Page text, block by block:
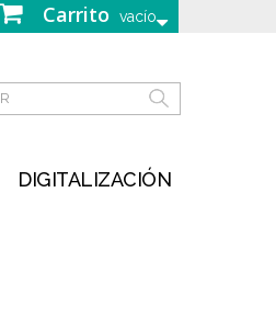
Carrito vacío
DIGITALIZACIÓN